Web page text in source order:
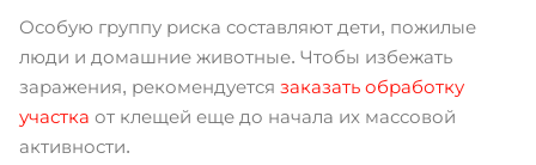
Особую группу риска составляют дети, пожилые
люди и домашние животные. Чтобы избежать
заражения, рекомендуется заказать обработку
участка от клещей еще до начала их массовой
активности.